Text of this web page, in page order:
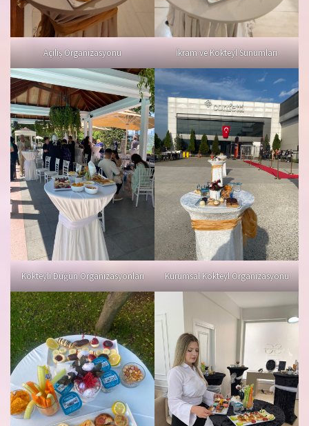
Açılış Organizasyonu İkram ve Kokteyl Sunumları
Kokteyli Düğün Organizasyonları Kurumsal Kokteyl Organizasyonu